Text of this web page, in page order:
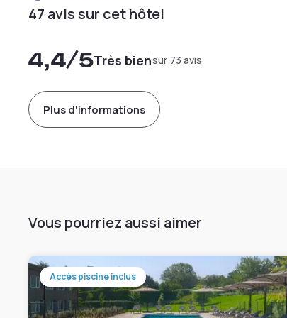
47 avis sur cet hôtel
4,4/5Très biensur 73 avis
Plus d'informations
Vous pourriez aussi aimer
Accès piscine inclus